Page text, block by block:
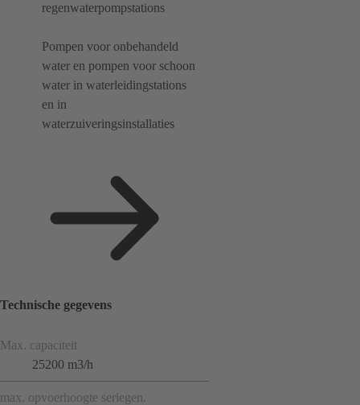
regenwaterpompstations
Pompen voor onbehandeld
water en pompen voor schoon
water in waterleidingstations
en in
waterzuiveringsinstallaties
Technische gegevens
Max. capaciteit
25200 m3/h
max. opvoerhoogte seriegen.